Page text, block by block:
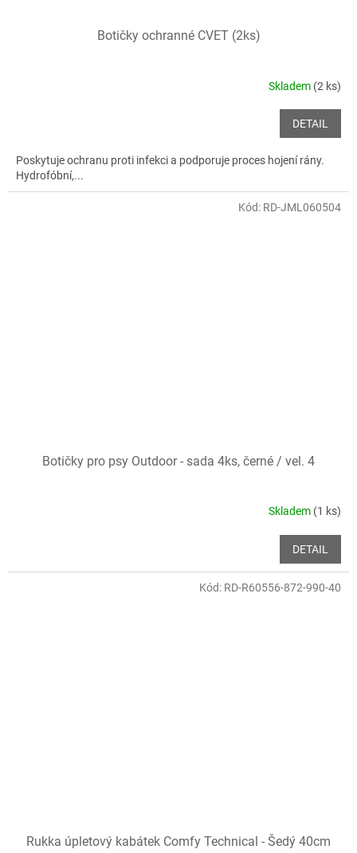
Botičky ochranné CVET (2ks)
Skladem (2 ks)
DETAIL
Poskytuje ochranu proti infekci a podporuje proces hojení rány.
Hydrofóbní,...
Botičky pro psy Outdoor - sada 4ks, černé / vel. 4
Skladem (1 ks)
DETAIL
Kód: RD-JML060504
Rukka úpletový kabátek Comfy Technical - Šedý 40cm
Kód: RD-R60556-872-990-40